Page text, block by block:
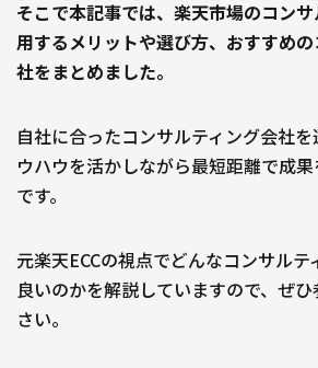
そこで本記事では、楽天市場のコン
用するメリットや選び方、おすすめ
社をまとめました。
自社に合ったコンサルティング会社
ウハウを活かしながら最短距離で成
です。
元楽天ECCの視点でどんなコンサル
良いのかを解説していますので、ぜ
さい。